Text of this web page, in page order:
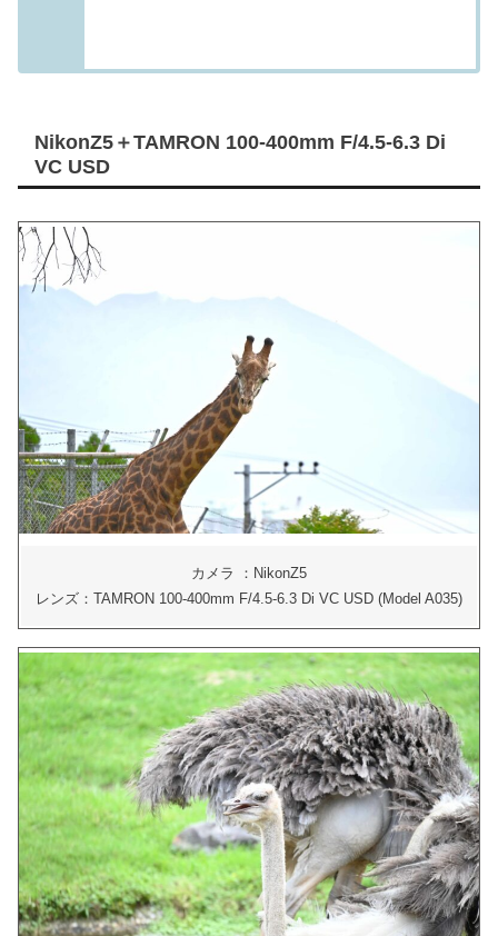
NikonZ5＋TAMRON 100-400mm F/4.5-6.3 Di
VC USD
カメラ ：NikonZ5
レンズ：TAMRON 100-400mm F/4.5-6.3 Di VC USD (Model A035)